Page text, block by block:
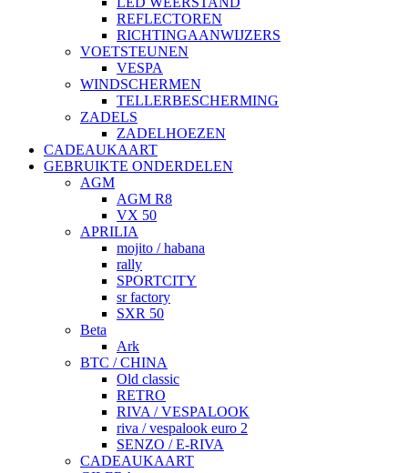
REFLECTOREN
RICHTINGAANWIJZERS
VOETSTEUNEN
VESPA
WINDSCHERMEN
TELLERBESCHERMING
ZADELS
ZADELHOEZEN
CADEAUKAART
GEBRUIKTE ONDERDELEN
AGM
AGM R8
VX 50
APRILIA
mojito / habana
rally
SPORTCITY
sr factory
SXR 50
Beta
Ark
BTC / CHINA
Old classic
RETRO
RIVA / VESPALOOK
riva / vespalook euro 2
SENZO / E-RIVA
CADEAUKAART